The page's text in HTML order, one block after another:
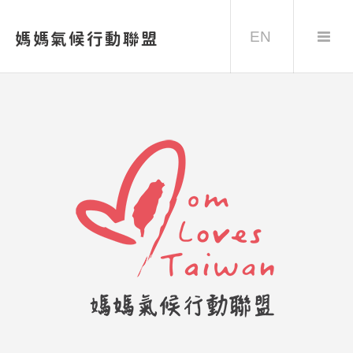
媽媽氣候行動聯盟 EN